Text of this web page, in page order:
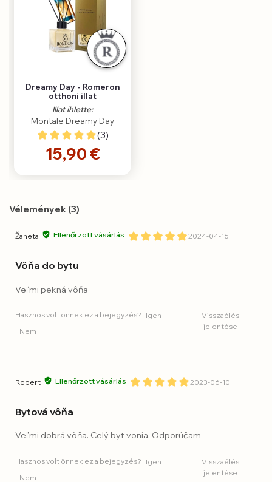
Dreamy Day - Romeron
otthoni illat
Illat ihlette:
Montale Dreamy Day
(3)
15,90 €
Vélemények (3)
Žaneta Ellenőrzött vásárlás 2024-04-16
Vôňa do bytu
Veľmi pekná vôňa
Hasznos volt önnek ez a bejegyzés? Igen
Nem
Visszaélés
jelentése
Robert Ellenőrzött vásárlás 2023-06-10
Bytová vôňa
Veľmi dobrá vôňa. Celý byt vonia. Odporúčam
Hasznos volt önnek ez a bejegyzés? Igen
Nem
Visszaélés
jelentése